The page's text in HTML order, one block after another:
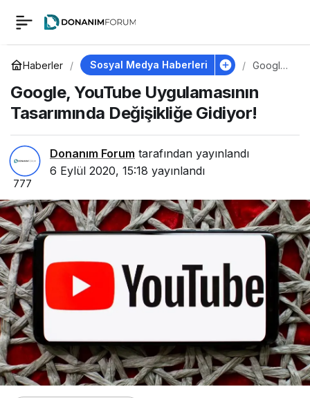
Haberler Sosyal Medya Haberleri
Google,
e
Uygulam
nda
Google, YouTube Uygulamasının
Tasarımında Değişikliğe Gidiyor!
Donanım Forum tarafından yayınlandı
6 Eylül 2020, 15:18 yayınlandı
777
Google, YouTube
Uygulamasının
Tasarımında
Değişikliğe Gidiyor!